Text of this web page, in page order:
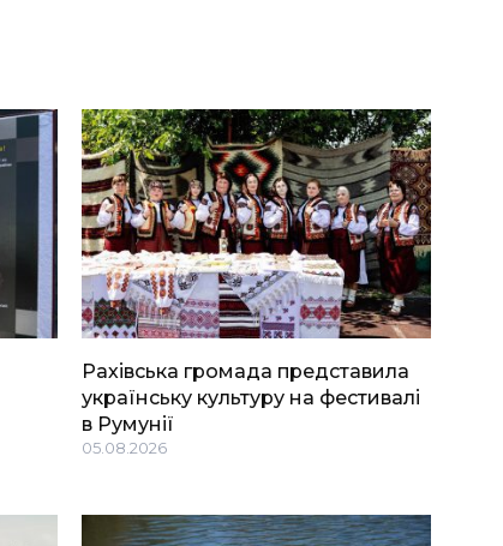
Рахівська громада представила
українську культуру на фестивалі
в Румунії
05.08.2026